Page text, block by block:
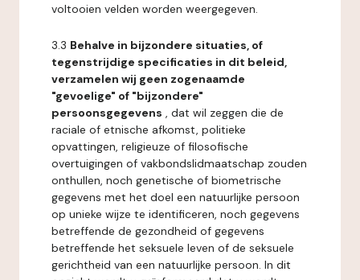
voltooien velden worden weergegeven.
3.3 Behalve in bijzondere situaties, of
tegenstrijdige specificaties in dit beleid,
verzamelen wij geen zogenaamde
"gevoelige" of "bijzondere"
persoonsgegevens , dat wil zeggen die de
raciale of etnische afkomst, politieke
opvattingen, religieuze of filosofische
overtuigingen of vakbondslidmaatschap zouden
onthullen, noch genetische of biometrische
gegevens met het doel een natuurlijke persoon
op unieke wijze te identificeren, noch gegevens
betreffende de gezondheid of gegevens
betreffende het seksuele leven of de seksuele
gerichtheid van een natuurlijke persoon. In dit